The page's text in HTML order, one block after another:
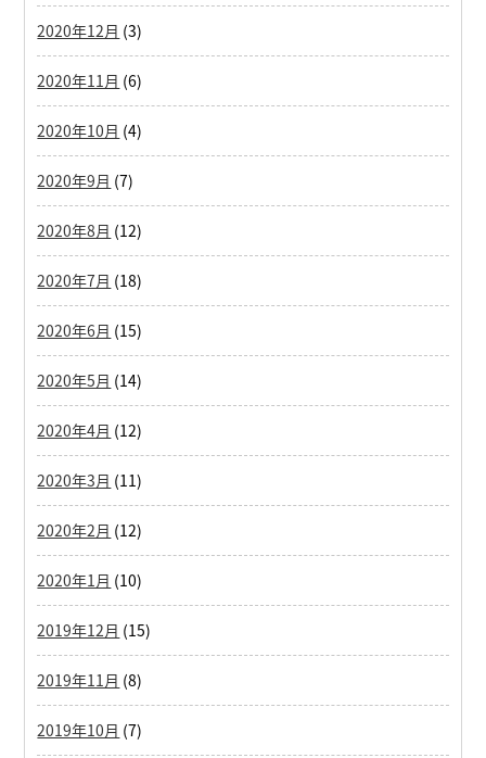
2020年12月 (3)
2020年11月 (6)
2020年10月 (4)
2020年9月 (7)
2020年8月 (12)
2020年7月 (18)
2020年6月 (15)
2020年5月 (14)
2020年4月 (12)
2020年3月 (11)
2020年2月 (12)
2020年1月 (10)
2019年12月 (15)
2019年11月 (8)
2019年10月 (7)